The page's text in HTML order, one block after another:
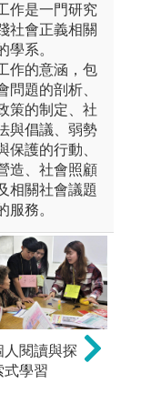
作是一門研究
社會正義相關
學系。
作的意涵，包
問題的剖析、
策的制定、社
與倡議、弱勢
保護的行動、
造、社會照顧
相關社會議題
服務。
寫作：反
指個人經
人閱讀與探
式學習